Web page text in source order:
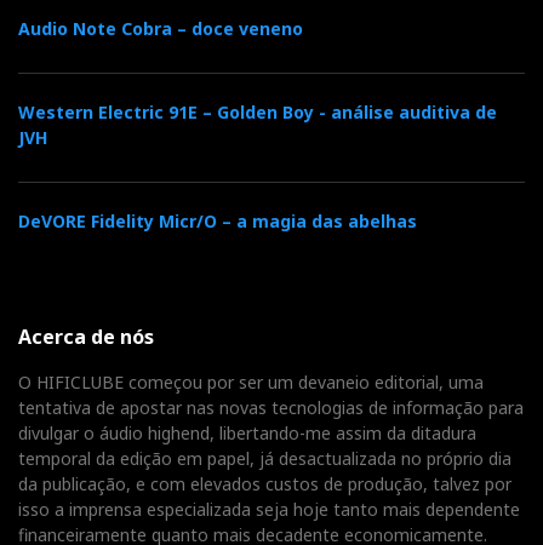
auscultadores preferidos consigo. Vai ficar tão
surpreendido quanto eu fiquei. Ou mais ainda.
Distribuidor
Categorias:fontes digitais|dacs| amplificadores|
auscultadores|
Audio Note Cobra – doce veneno
Western Electric 91E – Golden Boy - análise auditiva de
JVH
DeVORE Fidelity Micr/O – a magia das abelhas
Acerca de nós
O HIFICLUBE começou por ser um devaneio editorial, uma
tentativa de apostar nas novas tecnologias de informação para
divulgar o áudio highend, libertando-me assim da ditadura
temporal da edição em papel, já desactualizada no próprio dia
da publicação, e com elevados custos de produção, talvez por
isso a imprensa especializada seja hoje tanto mais dependente
financeiramente quanto mais decadente economicamente.